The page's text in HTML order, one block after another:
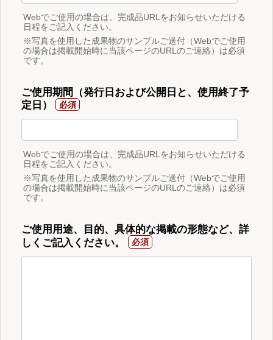
Webでご使用の場合は、完成品URLをお知らせいただける
日程をご記入ください。
※写真を使用した成果物のサンプルご送付（Webでご使用
の場合は掲載開始時に当該ページのURLのご連絡）は必須
です。
ご使用期間（発行日および公開日と、使用終了予
定日）
Webでご使用の場合は、完成品URLをお知らせいただける
日程をご記入ください。
※写真を使用した成果物のサンプルご送付（Webでご使用
の場合は掲載開始時に当該ページのURLのご連絡）は必須
です。
ご使用用途、目的、具体的な掲載の形態など、詳
しくご記入ください。